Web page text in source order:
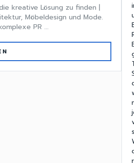
kreative Lösung zu finden |
Möbeldesign und Mode.
PR ...